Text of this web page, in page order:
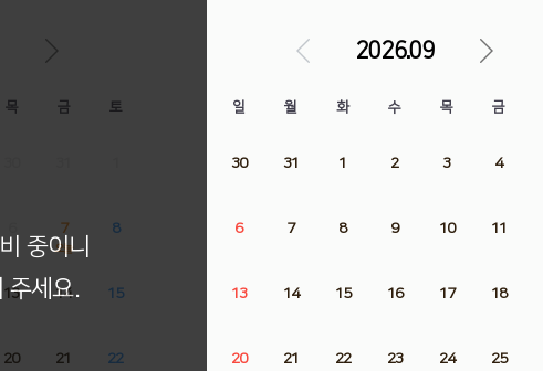
목 금 토
7
오늘
8
13 14 15
20 21 22
2026.09
일 월 화 수 목 금
30 31 1 2 3 4
6 7 8 9 10 11
13 14 15 16 17 18
20 21 22 23 24 25
중이니
주세요.